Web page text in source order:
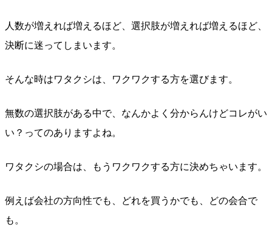
人数が増えれば増えるほど、選択肢が増えれば増えるほど、
決断に迷ってしまいます。
そんな時はワタクシは、ワクワクする方を選びます。
無数の選択肢がある中で、なんかよく分からんけどコレがい
い？ってのありますよね。
ワタクシの場合は、もうワクワクする方に決めちゃいます。
例えば会社の方向性でも、どれを買うかでも、どの会合で
も。